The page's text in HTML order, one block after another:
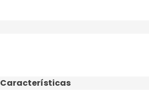
Características